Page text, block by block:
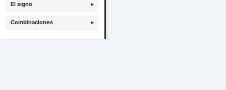
El signo ▸
Combinaciones ▸